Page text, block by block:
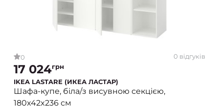
0 0 відгуків
17 024грн
IKEA LASTARE (ИКЕА ЛАСТАР)
Шафа-купе, біла/з висувною секцією,
180x42x236 см